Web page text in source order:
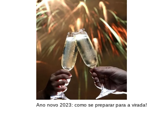
Ano novo 2023: como se preparar para a virada!